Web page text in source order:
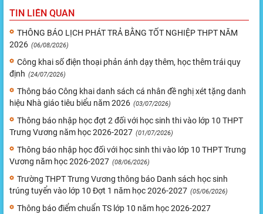
TIN LIÊN QUAN
THÔNG BÁO LỊCH PHÁT TRẢ BẰNG TỐT NGHIỆP THPT NĂM
2026 (06/08/2026)
Công khai số điện thoại phản ánh dạy thêm, học thêm trái quy
định (24/07/2026)
Thông báo Công khai danh sách cá nhân đề nghị xét tặng danh
hiệu Nhà giáo tiêu biểu năm 2026 (03/07/2026)
Thông báo nhập học đợt 2 đối với học sinh thi vào lớp 10 THPT
Trưng Vương năm học 2026-2027 (01/07/2026)
Thông báo nhập học đối với học sinh thi vào lớp 10 THPT Trưng
Vương năm học 2026-2027 (08/06/2026)
Trường THPT Trưng Vương thông báo Danh sách học sinh
trúng tuyển vào lớp 10 Đợt 1 năm học 2026-2027 (05/06/2026)
Thông báo điểm chuẩn TS lớp 10 năm học 2026-2027